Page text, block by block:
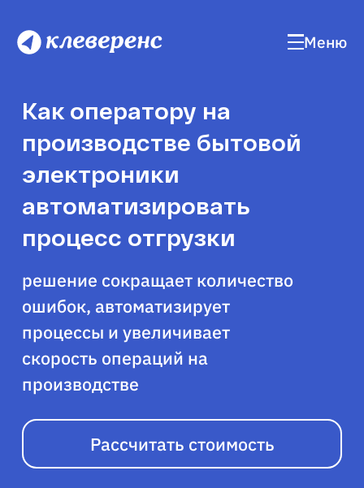
Меню
Как оператору на
производстве бытовой
электроники
автоматизировать
процесс отгрузки
решение сокращает количество
ошибок, автоматизирует
процессы и увеличивает
скорость операций на
производстве
Рассчитать стоимость